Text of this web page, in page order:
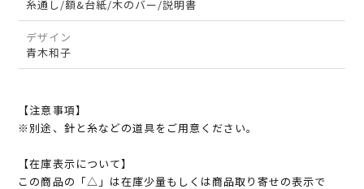
糸通し/額&台紙/木のバー/説明書
デザイン
青木和子
【注意事項】
※別途、針と糸などの道具をご用意ください。
【在庫表示について】
この商品の「△」は在庫少量もしくは商品取り寄せの表示で